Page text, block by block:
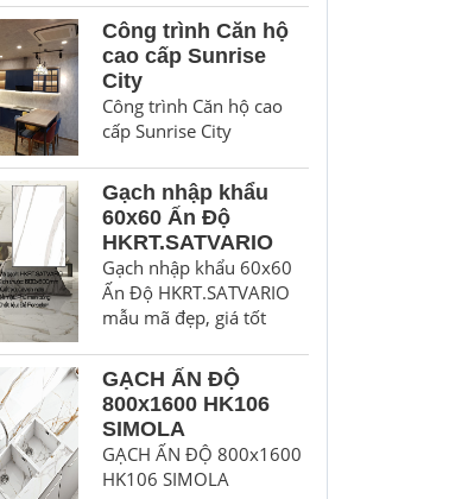
Công trình Căn hộ
cao cấp Sunrise
City
Công trình Căn hộ cao
cấp Sunrise City
Gạch nhập khẩu
60x60 Ấn Độ
HKRT.SATVARIO
Gạch nhập khẩu 60x60
Ấn Độ HKRT.SATVARIO
mẫu mã đẹp, giá tốt
GẠCH ẤN ĐỘ
800x1600 HK106
SIMOLA
GẠCH ẤN ĐỘ 800x1600
HK106 SIMOLA